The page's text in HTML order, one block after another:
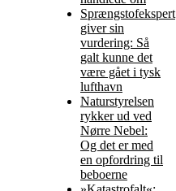
Sprængstofekspert
giver sin
vurdering: Så
galt kunne det
være gået i tysk
lufthavn
Naturstyrelsen
rykker ud ved
Nørre Nebel:
Og det er med
en opfordring til
beboerne